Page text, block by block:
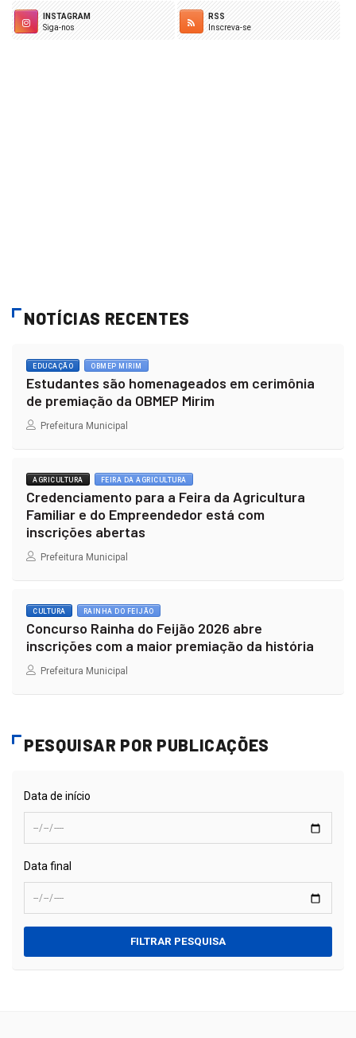
INSTAGRAM
Siga-nos
RSS
Inscreva-se
NOTÍCIAS RECENTES
EDUCAÇÃO OBMEP MIRIM
Estudantes são homenageados em cerimônia
de premiação da OBMEP Mirim
Prefeitura Municipal
AGRICULTURA FEIRA DA AGRICULTURA
Credenciamento para a Feira da Agricultura
Familiar e do Empreendedor está com
inscrições abertas
Prefeitura Municipal
CULTURA RAINHA DO FEIJÃO
Concurso Rainha do Feijão 2026 abre
inscrições com a maior premiação da história
Prefeitura Municipal
PESQUISAR POR PUBLICAÇÕES
Data de início
Data final
FILTRAR PESQUISA